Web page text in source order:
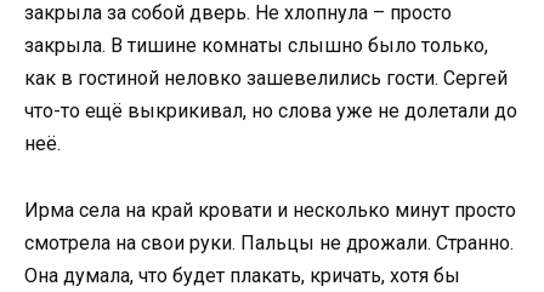
закрыла за собой дверь. Не хлопнула – просто
закрыла. В тишине комнаты слышно было только,
как в гостиной неловко зашевелились гости. Сергей
что-то ещё выкрикивал, но слова уже не долетали до
неё.
Ирма села на край кровати и несколько минут просто
смотрела на свои руки. Пальцы не дрожали. Странно.
Она думала, что будет плакать, кричать, хотя бы